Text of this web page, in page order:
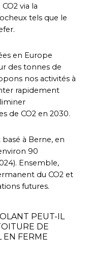
via la
tels que le
en Europe
des tonnes de
nos activités à
rapidement
de CO2 en 2030.
à Berne, en
90
Ensemble,
du CO2 et
futures.
PEUT-IL
DE
EN FERME